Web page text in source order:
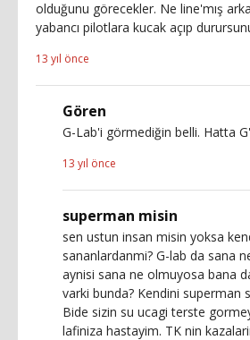
olduğunu görecekler. Ne line'mış
yabancı pilotlara kucak açıp
13 yıl önce
Gören
G-Lab'i görmediğin belli. Hatta
13 yıl önce
superman misin
sen ustun insan misin yoksa
sananlardanmi? G-lab da sana
aynisi sana ne olmuyosa bana
varki bunda? Kendini superman
Bide sizin su ucagi terste
lafiniza hastayim. TK nin